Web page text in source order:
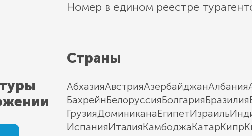
Номер в едином реестре
Страны
АбхазияАвстрияАзербайджанАлбания
БахрейнБелоруссияБолгарияБразилия
ГрузияДоминиканаЕгипетИзраиль
ИспанияИталияКамбоджаКатарКипр